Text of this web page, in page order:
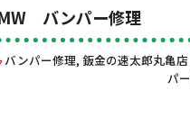
バンパー修理
バンパー修理,鈑金の速太郎丸亀
パ